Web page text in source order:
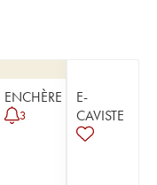
ENCHÈRE
3
E-
CAVISTE